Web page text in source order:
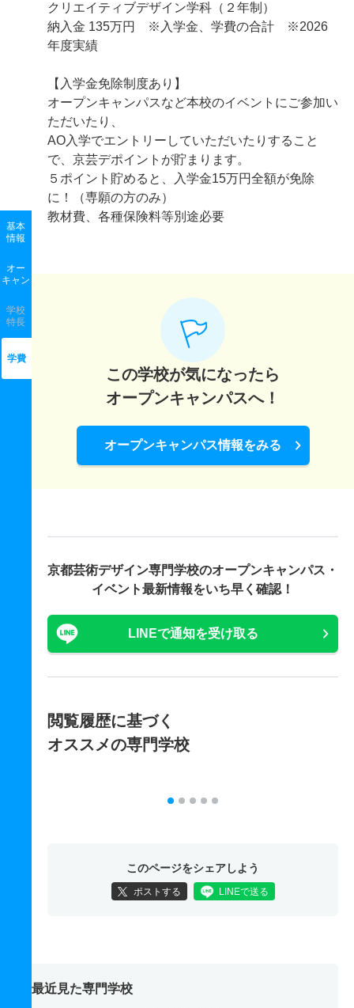
基本
情報
オー
キャン
学校
特長
学費
クリエイティブデザイン学科（２年制）
納入金 135万円 ※入学金、学費の合計 ※2026
年度実績
【入学金免除制度あり】
オープンキャンパスなど本校のイベントにご参加い
ただいたり、
AO入学でエントリーしていただいたりすること
で、京芸デポイントが貯まります。
５ポイント貯めると、入学金15万円全額が免除
に！（専願の方のみ）
教材費、各種保険料等別途必要
この学校が気になったら
オープンキャンパスへ！
オープンキャンパス情報をみる
京都芸術デザイン専門学校のオープンキャンパス・
イベント最新情報をいち早く確認！
LINEで通知を受け取る
閲覧履歴に基づく
オススメの専門学校
このページをシェアしよう
ポストする LINEで送る
最近見た専門学校